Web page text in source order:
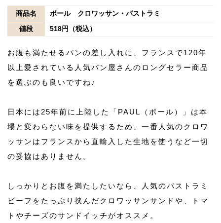
商品名
ポール クロワッサン・パストラミ
値段
518円（税込）
お腹も満たせるパンの差し入れに、フランスで120年
以上愛されている人気パン屋さんのロングセラー商品
を選ぶのも良いですね♪
日本には25年前に上陸した「PAUL（ポール）」は本
場と変わらない味を提供するため、一番人気のクロワ
ッサンはフランスから直輸入した生地を使うなど一切
の妥協はありません。
しっかりとお腹を満たしたいなら、人気のパストラミ
ビーフをたっぷり挟んだクロワッサンサンドや、トマ
トやチーズのサンドイッチがオススメ。